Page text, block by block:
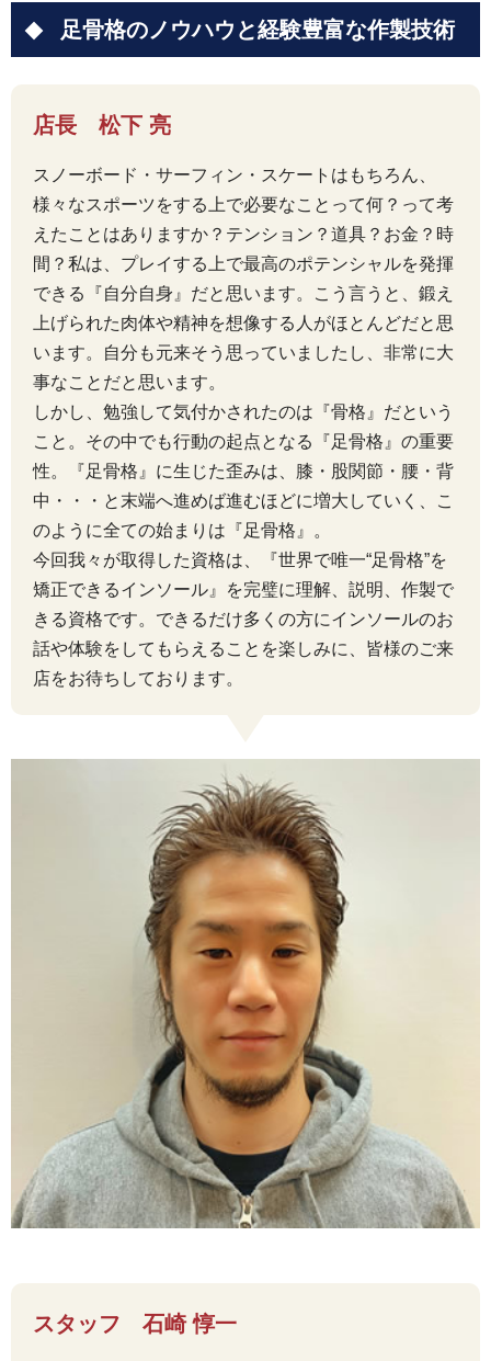
足骨格のノウハウと経験豊富な作製技術
店長 松下 亮
スノーボード・サーフィン・スケートはもちろん、
様々なスポーツをする上で必要なことって何？って考
えたことはありますか？テンション？道具？お金？時
間？私は、プレイする上で最高のポテンシャルを発揮
できる『自分自身』だと思います。こう言うと、鍛え
上げられた肉体や精神を想像する人がほとんどだと思
います。自分も元来そう思っていましたし、非常に大
事なことだと思います。
しかし、勉強して気付かされたのは『骨格』だという
こと。その中でも行動の起点となる『足骨格』の重要
性。『足骨格』に生じた歪みは、膝・股関節・腰・背
中・・・と末端へ進めば進むほどに増大していく、こ
のように全ての始まりは『足骨格』。
今回我々が取得した資格は、『世界で唯一“足骨格”を
矯正できるインソール』を完璧に理解、説明、作製で
きる資格です。できるだけ多くの方にインソールのお
話や体験をしてもらえることを楽しみに、皆様のご来
店をお待ちしております。
スタッフ 石崎 惇一